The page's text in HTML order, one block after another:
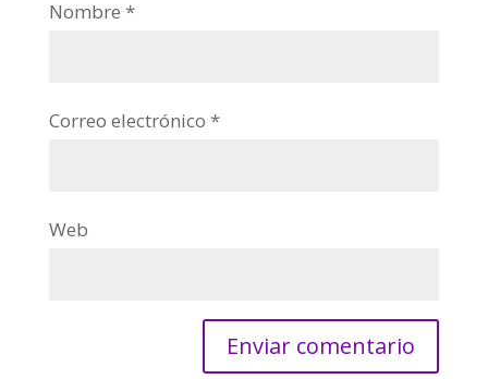
Nombre *
Correo electrónico *
Web